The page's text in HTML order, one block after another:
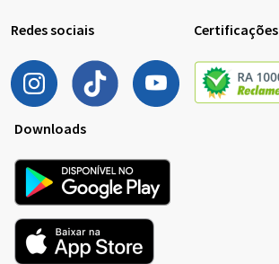
Redes sociais Certificações
Downloads